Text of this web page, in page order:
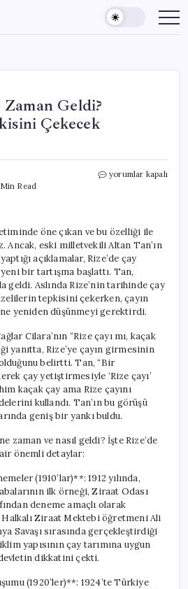
Zaman Geldi?
Çekecek
Read
Rize’ye
Rizelilerin
Tepkisini
Çekecek
Açıklama
için
yorumlar kapalı
öne çıkan ve bu özelliği ile
Ancak, eski milletvekili Altan Tan’ın
açıklamalar, Rize’de çay
bir tartışma başlattı. Tan,
geldi. Aslında Rize’nin tarihinde çay
tepkisini çekerken, çayın
yeniden düşünmeyi gerektirdi.
Cilara’nın “Rize çayı mı, kaçak
yanıtta, Rize’ye çayın girmesinin
belirtti. Tan, “Bir
çay yetiştirmesiyle ‘Rize çayı’
kaçak çay ama Rize çayını
kullandı. Tan’ın bu görüşü
geniş bir yankı buldu.
zaman ve nasıl geldi? İşte Rize’de
önemli detaylar:
(1910’lar)**: 1912 yılında,
ilk örneği, Ziraat Odası
deneme amaçlı olarak
Halkalı Ziraat Mektebi öğretmeni Ali
Savaşı sırasında gerçekleştirdiği
yapısının çay tarımına uygun
dikkatini çekti.
(1920’ler)**: 1924’te Türkiye